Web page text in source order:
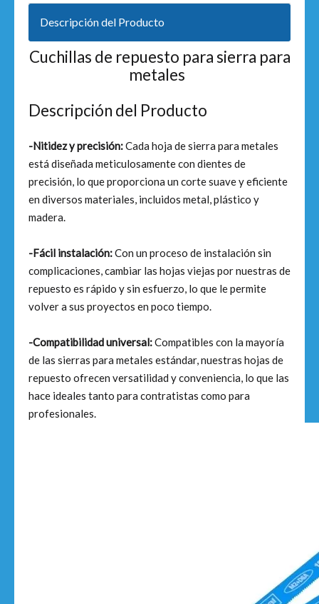
Descripción del Producto
Cuchillas de repuesto para sierra para
metales
Descripción del Producto
-Nitidez y precisión:Cada hoja de sierra para metales
está diseñada meticulosamente con dientes de
precisión, lo que proporciona un corte suave y eficiente
en diversos materiales, incluidos metal, plástico y
madera.
-Fácil instalación:Con un proceso de instalación sin
complicaciones, cambiar las hojas viejas por nuestras de
repuesto es rápido y sin esfuerzo, lo que le permite
volver a sus proyectos en poco tiempo.
-Compatibilidad universal:Compatibles con la mayoría
de las sierras para metales estándar, nuestras hojas de
repuesto ofrecen versatilidad y conveniencia, lo que las
hace ideales tanto para contratistas como para
profesionales.